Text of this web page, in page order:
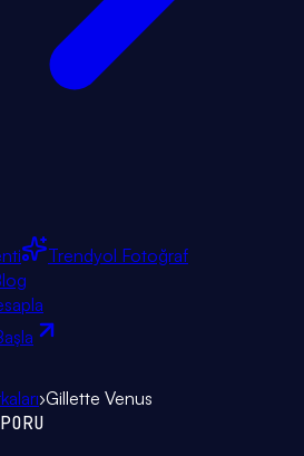
Trendyol Fotoğraf
›Gillette Venus